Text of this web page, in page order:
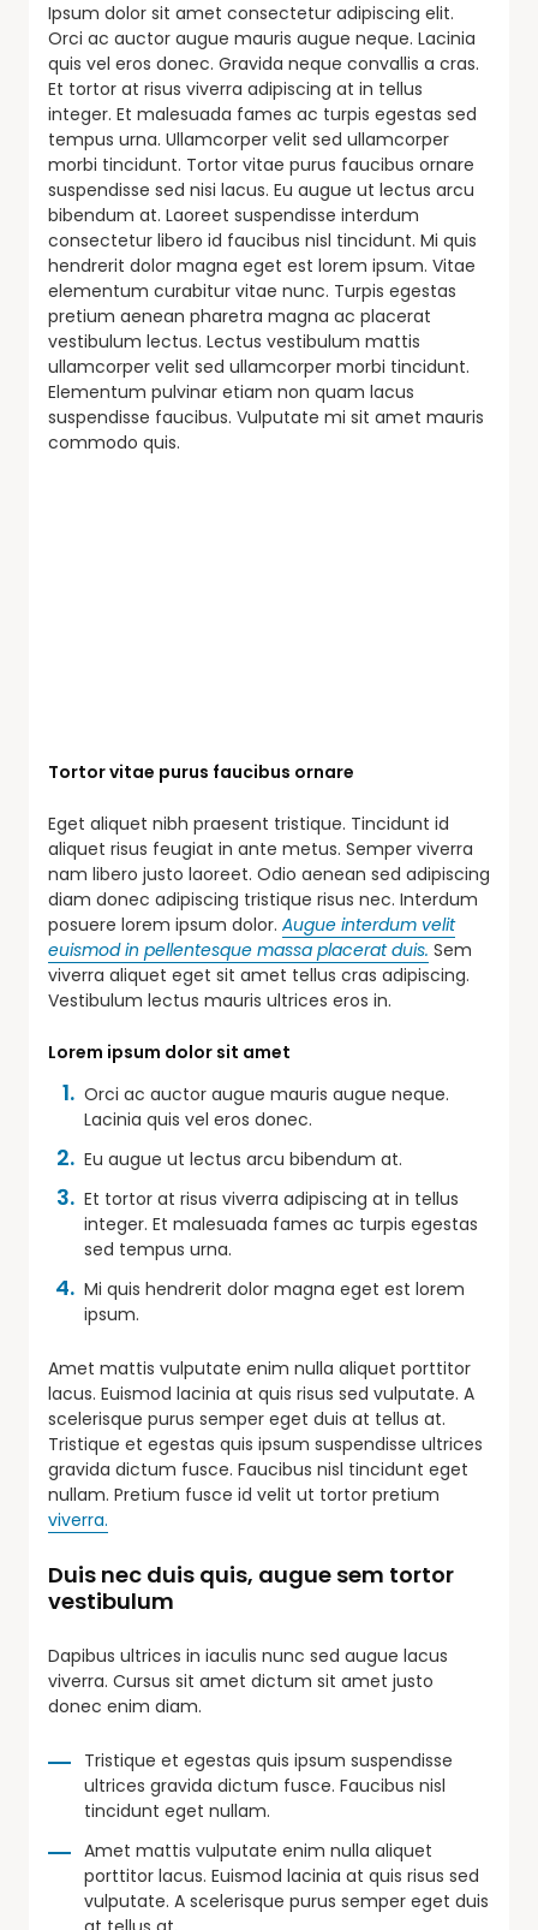
Ipsum dolor sit amet consectetur adipiscing elit.
Orci ac auctor augue mauris augue neque. Lacinia
quis vel eros donec. Gravida neque convallis a cras.
Et tortor at risus viverra adipiscing at in tellus
integer. Et malesuada fames ac turpis egestas sed
tempus urna. Ullamcorper velit sed ullamcorper
morbi tincidunt. Tortor vitae purus faucibus ornare
suspendisse sed nisi lacus. Eu augue ut lectus arcu
bibendum at. Laoreet suspendisse interdum
consectetur libero id faucibus nisl tincidunt. Mi quis
hendrerit dolor magna eget est lorem ipsum. Vitae
elementum curabitur vitae nunc. Turpis egestas
pretium aenean pharetra magna ac placerat
vestibulum lectus. Lectus vestibulum mattis
ullamcorper velit sed ullamcorper morbi tincidunt.
Elementum pulvinar etiam non quam lacus
suspendisse faucibus. Vulputate mi sit amet mauris
commodo quis.
Tortor vitae purus faucibus ornare
Eget aliquet nibh praesent tristique. Tincidunt id
aliquet risus feugiat in ante metus. Semper viverra
nam libero justo laoreet. Odio aenean sed adipiscing
diam donec adipiscing tristique risus nec. Interdum
posuere lorem ipsum dolor. Augue interdum velit
euismod in pellentesque massa placerat duis. Sem
viverra aliquet eget sit amet tellus cras adipiscing.
Vestibulum lectus mauris ultrices eros in.
Lorem ipsum dolor sit amet
Orci ac auctor augue mauris augue neque.
Lacinia quis vel eros donec.
Eu augue ut lectus arcu bibendum at.
Et tortor at risus viverra adipiscing at in tellus
integer. Et malesuada fames ac turpis egestas
sed tempus urna.
Mi quis hendrerit dolor magna eget est lorem
ipsum.
Amet mattis vulputate enim nulla aliquet porttitor
lacus. Euismod lacinia at quis risus sed vulputate. A
scelerisque purus semper eget duis at tellus at.
Tristique et egestas quis ipsum suspendisse ultrices
gravida dictum fusce. Faucibus nisl tincidunt eget
nullam. Pretium fusce id velit ut tortor pretium
viverra.
Duis nec duis quis, augue sem tortor
vestibulum
Dapibus ultrices in iaculis nunc sed augue lacus
viverra. Cursus sit amet dictum sit amet justo
donec enim diam.
Tristique et egestas quis ipsum suspendisse
ultrices gravida dictum fusce. Faucibus nisl
tincidunt eget nullam.
Amet mattis vulputate enim nulla aliquet
porttitor lacus. Euismod lacinia at quis risus sed
vulputate. A scelerisque purus semper eget duis